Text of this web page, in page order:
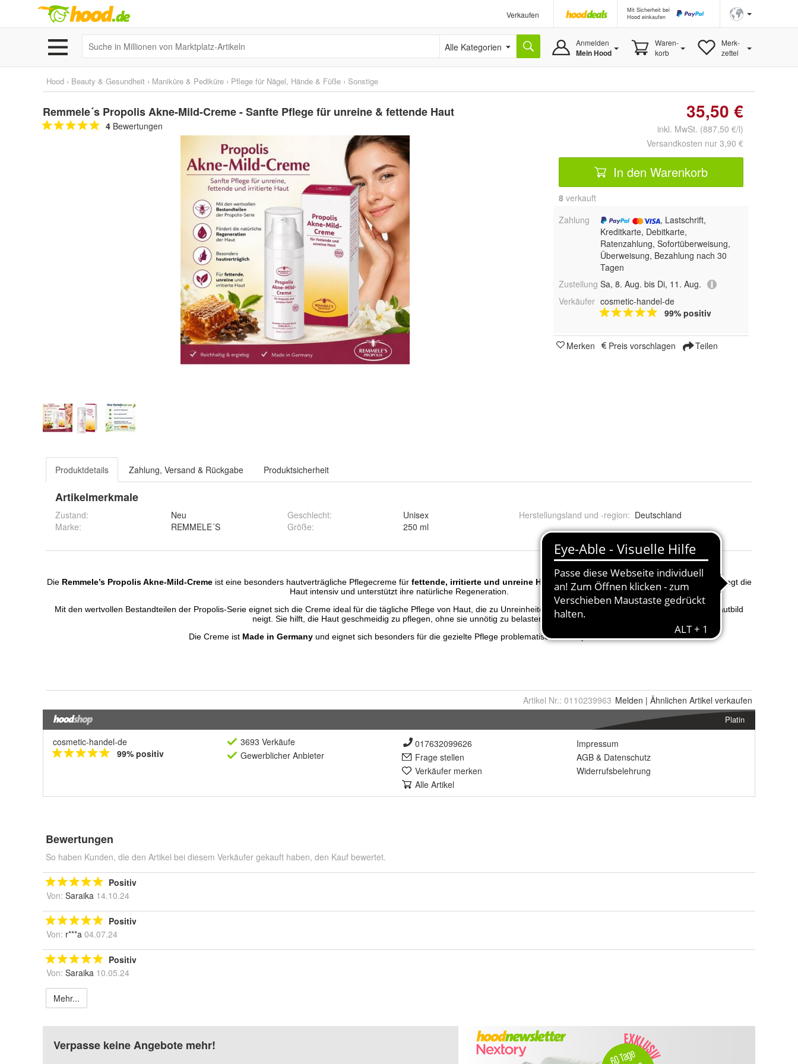
Verkaufen
Mit Sicherheit bei
Hood einkaufen
Alle Kategorien Anmelden
Mein Hood
Waren-
korb
Merk-
zettel
Hood › Beauty & Gesundheit › Maniküre & Pediküre › Pflege für Nägel, Hände & Füße › Sonstige
Remmele´s Propolis Akne-Mild-Creme - Sanfte Pflege für unreine & fettende Haut
4 Bewertungen
35,50 €
inkl. MwSt. (887,50 €/l)
Versandkosten nur 3,90 €
In den Warenkorb
8 verkauft
Zahlung
, Lastschrift,
Kreditkarte, Debitkarte,
Ratenzahlung, Sofortüberweisung,
Überweisung, Bezahlung nach 30
Tagen
Zustellung Sa, 8. Aug. bis Di, 11. Aug.
Verkäufer cosmetic-handel-de
99% positiv
Merken Preis vorschlagen Teilen
Produktdetails Zahlung, Versand & Rückgabe Produktsicherheit
Artikelmerkmale
Zustand:
Neu
Marke:
REMMELE´S
Geschlecht:
Unisex
Größe: 250 ml
Herstellungsland und -region: Deutschland
Artikel Nr.: 0110239963 Melden | Ähnlichen Artikel verkaufen
Platin
cosmetic-handel-de
99% positiv
3693 Verkäufe
Gewerblicher Anbieter
017632099626
Frage stellen
Verkäufer merken
Alle Artikel
Impressum
AGB & Datenschutz
Widerrufsbelehrung
Bewertungen
So haben Kunden, die den Artikel bei diesem Verkäufer gekauft haben, den Kauf bewertet.
Positiv
Von: Saraika 14.10.24
Positiv
Von: r***a 04.07.24
Positiv
Von: Saraika 10.05.24
Mehr...
Verpasse keine Angebote mehr!